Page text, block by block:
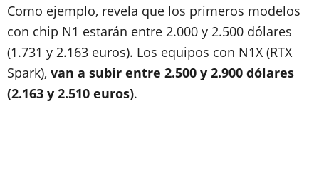
Como ejemplo, revela que los primeros modelos
con chip N1 estarán entre 2.000 y 2.500 dólares
(1.731 y 2.163 euros). Los equipos con N1X (RTX
Spark), van a subir entre 2.500 y 2.900 dólares
(2.163 y 2.510 euros).